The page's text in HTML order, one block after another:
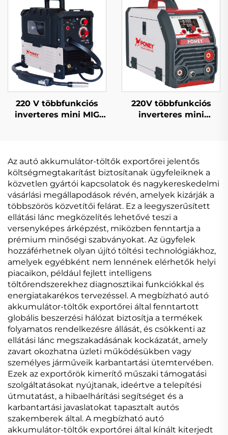
rendszer
hegesztőgép
220 V többfunkciós
inverteres mini MIG
220V többfunkciós
inverteres mini
Mig hegesztőgép
Az autó akkumulátor-töltők exportőrei jelentős
költségmegtakarítást biztosítanak ügyfeleiknek a
közvetlen gyártói kapcsolatok és nagykereskedelmi
vásárlási megállapodások révén, amelyek kizárják a
többszörös közvetítői felárat. Ez a leegyszerűsített
ellátási lánc megközelítés lehetővé teszi a
versenyképes árképzést, miközben fenntartja a
prémium minőségi szabványokat. Az ügyfelek
hozzáférhetnek olyan újító töltési technológiákhoz,
amelyek egyébként nem lennének elérhetők helyi
piacaikon, például fejlett intelligens
töltőrendszerekhez diagnosztikai funkciókkal és
energiatakarékos tervezéssel. A megbízható autó
akkumulátor-töltők exportőrei által fenntartott
globális beszerzési hálózat biztosítja a termékek
folyamatos rendelkezésre állását, és csökkenti az
ellátási lánc megszakadásának kockázatát, amely
zavart okozhatna üzleti működésükben vagy
személyes járműveik karbantartási ütemtervében.
Ezek az exportőrök kimerítő műszaki támogatási
szolgáltatásokat nyújtanak, ideértve a telepítési
útmutatást, a hibaelhárítási segítséget és a
karbantartási javaslatokat tapasztalt autós
szakemberek által. A megbízható autó
akkumulátor-töltők exportőrei által kínált kiterjedt